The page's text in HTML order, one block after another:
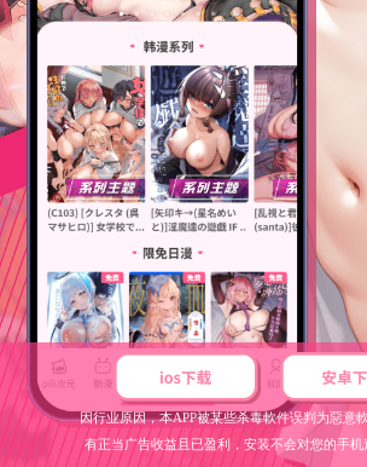
因行业原因，本APP被某些杀毒軟件误判为惡意
有正当广告收益且已盈利，安装不会对您的手机